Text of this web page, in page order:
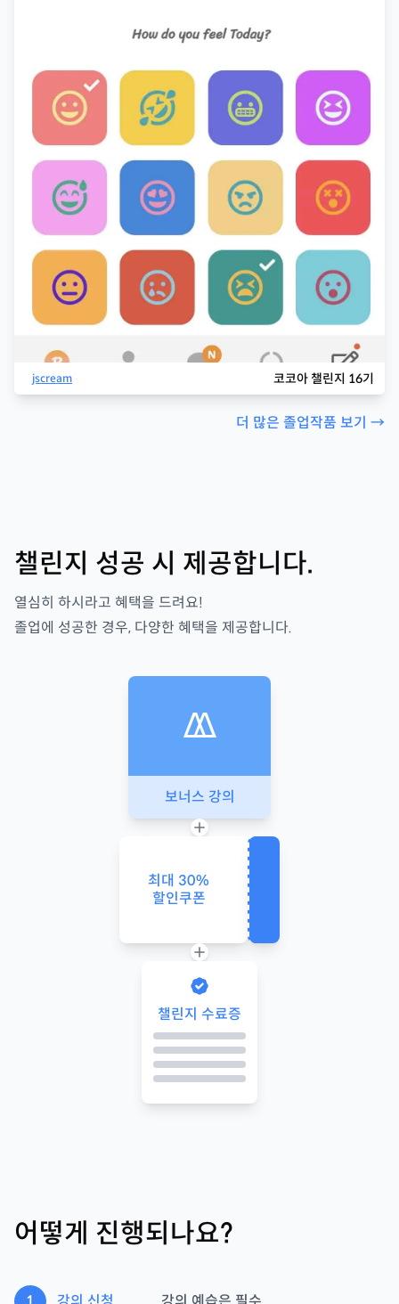
jscream 코코아 챌린지 16기
더 많은 졸업작품 보기 →
챌린지 성공 시 제공합니다.
열심히 하시라고 혜택을 드려요!
졸업에 성공한 경우, 다양한 혜택을 제공합니다.
보너스 강의
최대 30%
할인쿠폰
챌린지 수료증
어떻게 진행되나요?